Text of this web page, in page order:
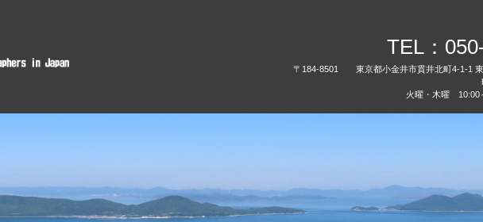
TEL：
〒184-8501 東京都小金井市貫井北町4-1-1 東
火曜・木曜 10:00